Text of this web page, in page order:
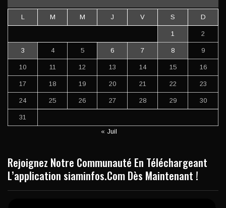
L M M J V S D
1 2
3 4 5 6 7 8 9
10 11 12 13 14 15 16
17 18 19 20 21 22 23
24 25 26 27 28 29 30
31
« Juil
Rejoignez Notre Communauté En Téléchargeant
L’application siaminfos.Com Dès Maintenant !